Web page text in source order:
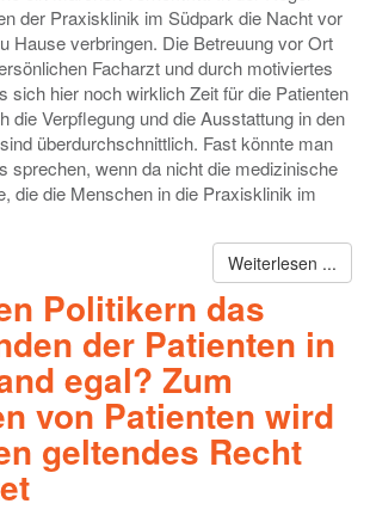
der Praxisklinik im Südpark die Nacht vor
Hause verbringen. Die Betreuung vor Ort
Facharzt und durch motiviertes
sich hier noch wirklich Zeit für die Patienten
die Verpflegung und die Ausstattung in den
überdurchschnittlich. Fast könnte man
sprechen, wenn da nicht die medizinische
die die Menschen in die Praxisklinik im
Weiterlesen ...
Politikern das
der Patienten in
egal? Zum
von Patienten wird
geltendes Recht